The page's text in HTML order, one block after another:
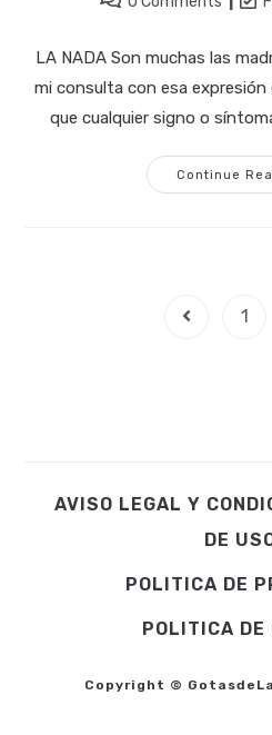
LA NADA Son muchas las
mi consulta con esa expresión
que cualquier signo o
Continue
Go to the1
AVISO LEGAL Y
DE
POLITICA DE
POLITICA DE
Copyright ©